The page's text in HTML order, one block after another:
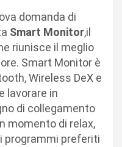
domanda di
Smart Monitor,il
riunisce il meglio
Smart Monitor è
Wireless DeX e
lavorare in
di collegamento
momento di relax,
programmi preferiti